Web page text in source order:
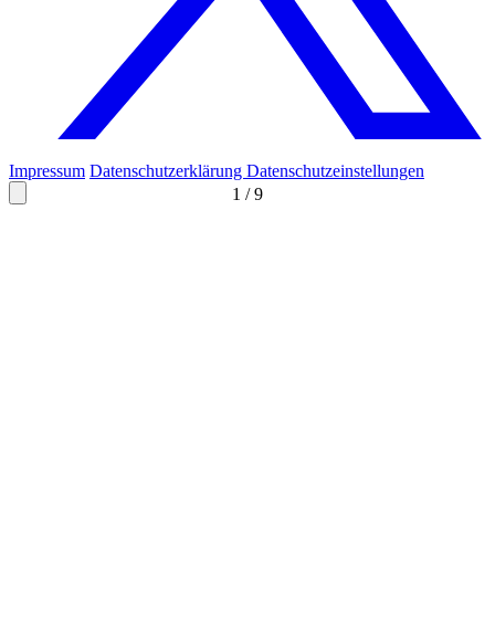
1 /9
Impressum Datenschutzerklärung Datenschutzeinstellungen